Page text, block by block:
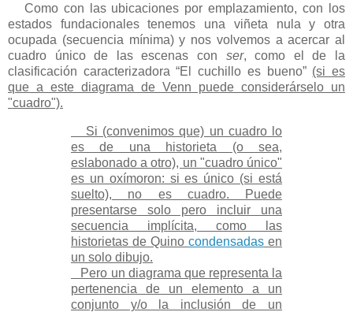
Como con las ubicaciones por emplazamiento, con los
estados fundacionales tenemos una viñeta nula y otra
ocupada (secuencia mínima) y nos volvemos a acercar al
cuadro único de las escenas con ser, como el de la
clasificación caracterizadora “El cuchillo es bueno” (si es
que a este diagrama de Venn puede considerárselo un
"cuadro").
Si (convenimos que) un cuadro lo
es de una historieta (o sea,
eslabonado a otro), un "cuadro único"
es un oxímoron: si es único (si está
suelto), no es cuadro. Puede
presentarse solo pero incluir una
secuencia implícita, como las
historietas de Quino condensadas en
un solo dibujo.
Pero un diagrama que representa la
pertenencia de un elemento a un
conjunto y/o la inclusión de un